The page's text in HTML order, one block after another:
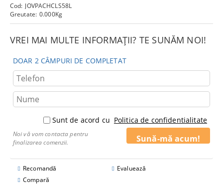
Cod: JOVPACHCLS58L
Greutate: 0.000Kg
VREI MAI MULTE INFORMAȚII? TE SUNĂM NOI!
DOAR 2 CÂMPURI DE COMPLETAT
Sunt de acord cu Politica de confidentialitate
Noi vă vom contacta pentru
finalizarea comenzii.
Recomandă
Evaluează
Compară